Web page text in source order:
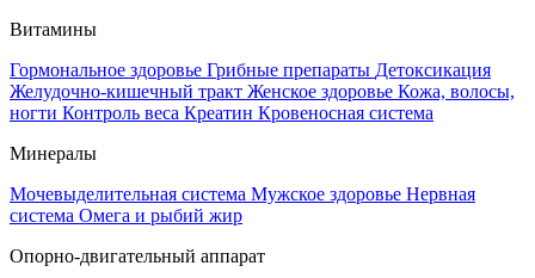
Витамины
Гормональное здоровье Грибные препараты Детоксикация
Желудочно-кишечный тракт Женское здоровье Кожа, волосы,
ногти Контроль веса Креатин Кровеносная система
Минералы
Мочевыделительная система Мужское здоровье Нервная
система Омега и рыбий жир
Опорно-двигательный аппарат